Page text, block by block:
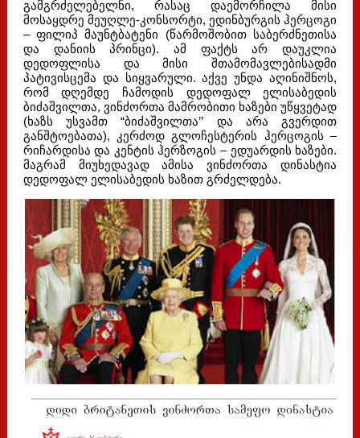
გამგრძელებელნი, რასაც დაემორჩილა მისი
მოსაყდრე მეუღლე-კონსორტი, ედინბურგის ჰერცოგი
– ფილიპ მაუნტბატენი (წარმოშობით საბერძნეთისა
და დანიის პრინცი). ამ ფაქტს არ დაუკლია
დედოფლისა და მისი შთამომავლებისადმი
პატივისცემა და სიყვარული. აქვე უნდა აღინიშნოს,
რომ დღემდე ჩამოდის დედოფალ ელისაბედის
ბიძაშვილთა, ვინძორთა მამრობითი ხაზები უწყვეტად
(ხაზს უსვამთ “ბიძაშვილთა’’ და არა გვერდით
განშტოებათა), კერძოდ გლოჩესტერის ჰერცოგის –
რიჩარდისა და კენტის ჰერზოგის – ედუარდის ხაზები.
მაგრამ მიუხედავად ამისა ვინძორთა დინასტია
დედოფალ ელისაბედის ხაზით გრძელდება.